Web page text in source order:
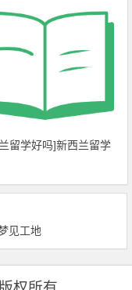
留学好吗]新西兰留学
见工地